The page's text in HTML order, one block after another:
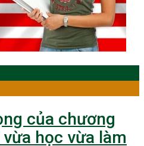
của chương
học vừa làm